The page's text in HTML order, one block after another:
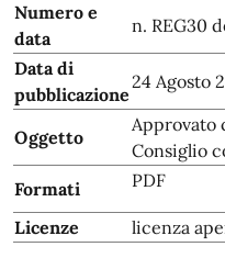
Numero e
data
n. REG30
Data di
pubblicazione
24 Agosto
Oggetto
Approvato
Consiglio
Formati
PDF
Licenze licenza